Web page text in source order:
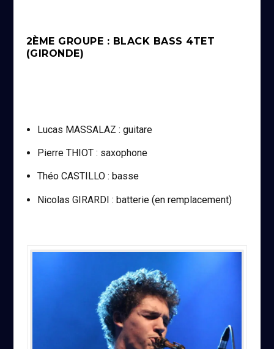
2ÈME GROUPE : BLACK BASS 4TET
(GIRONDE)
Lucas MASSALAZ : guitare
Pierre THIOT : saxophone
Théo CASTILLO : basse
Nicolas GIRARDI : batterie (en remplacement)